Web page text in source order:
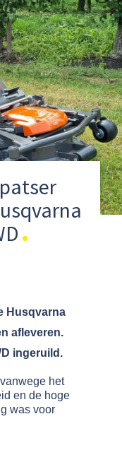
Husqvarna
afleveren.
ingeruild.
het
en de hoge
was voor